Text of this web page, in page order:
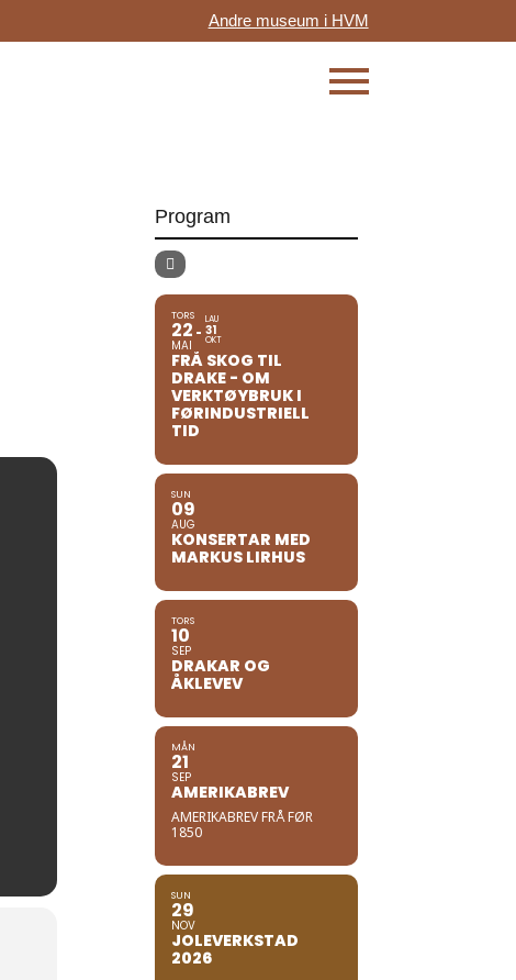
Andre museum i HVM
Program
TORS
22
MAI
LAU
31
OKT
FRÅ SKOG TIL
DRAKE - OM
VERKTØYBRUK I
FØRINDUSTRIELL
TID
SUN
09
AUG
KONSERTAR MED
MARKUS LIRHUS
TORS
10
SEP
DRAKAR OG
ÅKLEVEV
MÅN
21
SEP
AMERIKABREV
AMERIKABREV FRÅ FØR
1850
SUN
29
NOV
JOLEVERKSTAD
2026